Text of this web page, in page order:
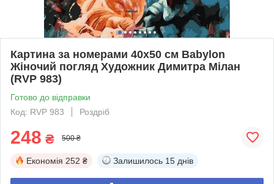
Картина за номерами 40х50 см Babylon
Жіночий погляд Художник Димитра Мілан
(RVP 983)
Готово до відправки
Код: RVP 983
Роздріб
248 ₴ 500 ₴
Економія 252 ₴ Залишилось 15 днів